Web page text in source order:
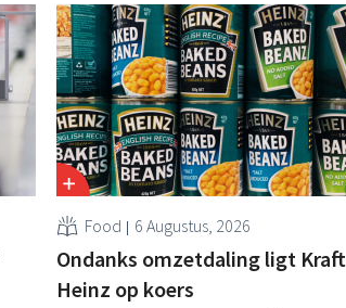
Food 6 Augustus, 2026
Ondanks omzetdaling ligt Kraft
Heinz op koers